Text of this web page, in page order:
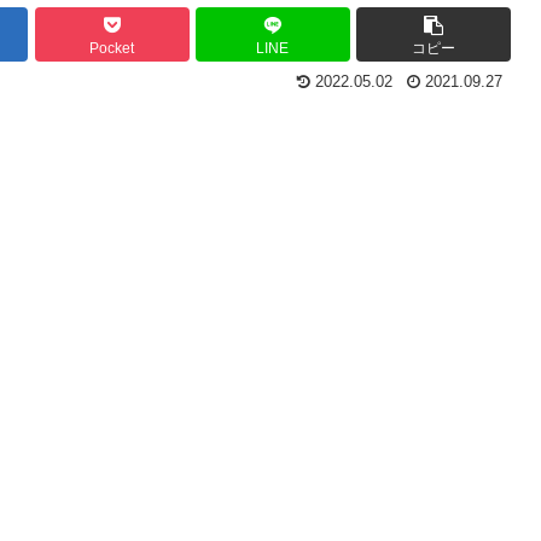
Pocket LINE コピー
2022.05.02 2021.09.27